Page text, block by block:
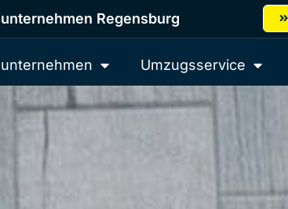
Regensburg
Umzugsservice